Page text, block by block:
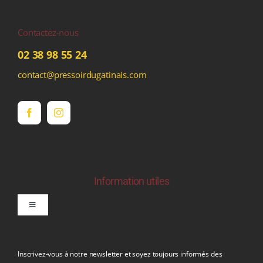
Contactez-nous
02 38 98 55 24
contact@pressoirdugatinais.com
Information utiles
Toggle
Inscrivez-vous à notre newsletter et soyez toujours informés des